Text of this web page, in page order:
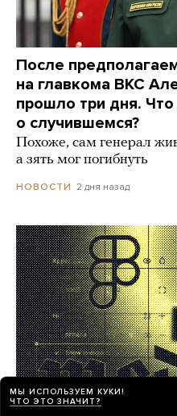
После
на главкома ВКС
прошло три дня.
о случившемся?
Похоже, сам генерал
а зять мог погибнуть
НОВОСТИ 2 дня назад
МЫ ИСПОЛЬЗУЕМ КУКИ!
ЧТО ЭТО ЗНАЧИТ?